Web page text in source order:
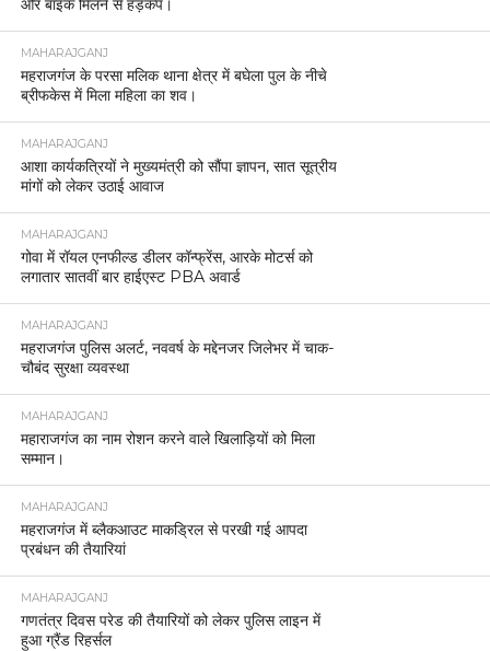
और बाइक मिलने से हड़कंप।
MAHARAJGANJ
महराजगंज के परसा मलिक थाना क्षेत्र में बघेला पुल के नीचे
ब्रीफकेस में मिला महिला का शव।
MAHARAJGANJ
आशा कार्यकत्रियों ने मुख्यमंत्री को सौंपा ज्ञापन, सात सूत्रीय
मांगों को लेकर उठाई आवाज
MAHARAJGANJ
गोवा में रॉयल एनफील्ड डीलर कॉन्फ्रेंस, आरके मोटर्स को
लगातार सातवीं बार हाईएस्ट PBA अवार्ड
MAHARAJGANJ
महराजगंज पुलिस अलर्ट, नववर्ष के मद्देनजर जिलेभर में चाक-
चौबंद सुरक्षा व्यवस्था
MAHARAJGANJ
महाराजगंज का नाम रोशन करने वाले खिलाड़ियों को मिला
सम्मान।
MAHARAJGANJ
महराजगंज में ब्लैकआउट माकड्रिल से परखी गई आपदा
प्रबंधन की तैयारियां
MAHARAJGANJ
गणतंत्र दिवस परेड की तैयारियों को लेकर पुलिस लाइन में
हुआ ग्रैंड रिहर्सल